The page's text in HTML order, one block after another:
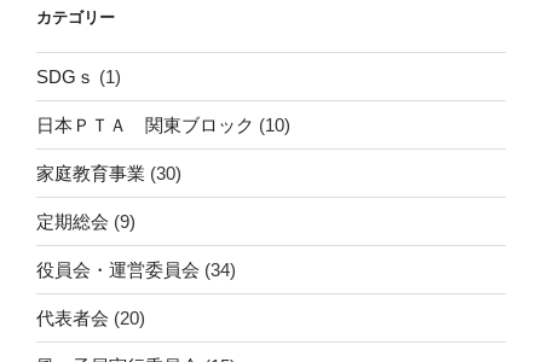
カテゴリー
SDGｓ (1)
日本ＰＴＡ 関東ブロック (10)
家庭教育事業 (30)
定期総会 (9)
役員会・運営委員会 (34)
代表者会 (20)